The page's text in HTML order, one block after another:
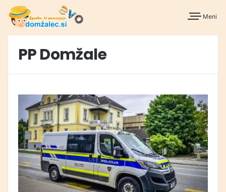
Meni
PP Domžale